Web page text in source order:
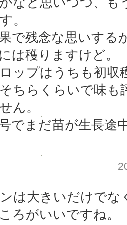
。
で残念な思いする
は穫りますけど。
ップはうちも初収
ちらくらいで味も
ん。
でまだ苗が生長途
は大きいだけでな
ろがいいですね。